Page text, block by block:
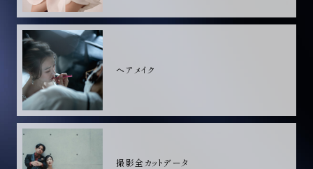
ヘアメイク
撮影全カットデータ